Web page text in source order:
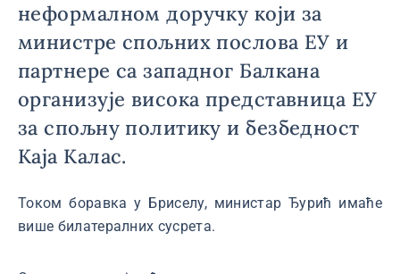
неформалном доручку који за
министре спољних послова ЕУ и
партнере са западног Балкана
организује висока представница ЕУ
за спољну политику и безбедност
Каја Калас.
Током боравка у Бриселу, министар Ђурић имаће
више билатералних сусрета.